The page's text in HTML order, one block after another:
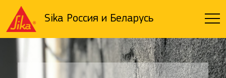
Sika Россия и Беларусь